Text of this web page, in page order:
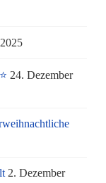
24. Dezember
2. Dezember